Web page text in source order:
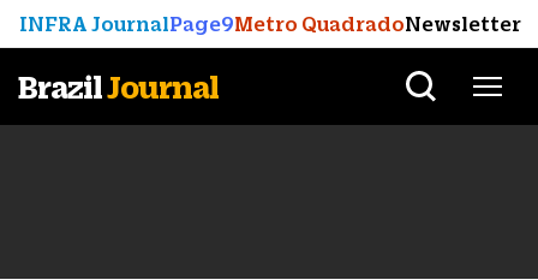
INFRA JournalPage9Metro QuadradoNewsletter
BrazilJournal